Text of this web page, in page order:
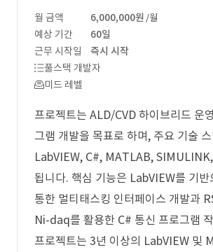
월 금액 6,000,000원 /월
예상 기간
60일
근무 시작일
즉시 시작
풀스택 개발자
미드 레벨
프로젝트는 ALD/CVD 하이브리드 운
그램 개발을 목표로 하며, 주요 기술
LabVIEW, C#, MATLAB,
됩니다. 핵심 기능은 LabVIEW를 기반
통한 멀티태스킹 인터페이스 개발과
Ni-daq를 활용한 C# 통신 프로그램 작
프로젝트는 3년 이상의 LabVIEW 및